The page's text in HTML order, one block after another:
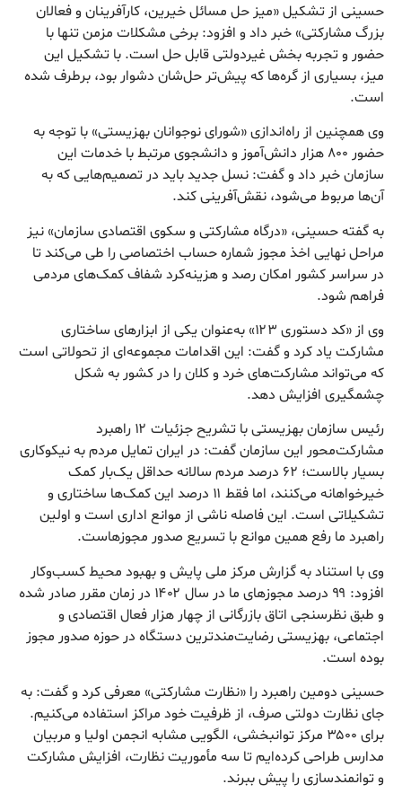
حسینی از تشکیل «میز حل مسائل خیرین، کارآفرینان و فعالان
بزرگ مشارکتی» خبر داد و افزود: برخی مشکلات مزمن تنها با
حضور و تجربه بخش غیردولتی قابل حل است. با تشکیل این
میز، بسیاری از گره‌ها که پیش‌تر حل‌شان دشوار بود، برطرف شده
است.
وی همچنین از راه‌اندازی «شورای نوجوانان بهزیستی» با توجه به
حضور ۸۰۰ هزار دانش‌آموز و دانشجوی مرتبط با خدمات این
سازمان خبر داد و گفت: نسل جدید باید در تصمیم‌هایی که به
آن‌ها مربوط می‌شود، نقش‌آفرینی کند.
به گفته حسینی، «درگاه مشارکتی و سکوی اقتصادی سازمان» نیز
مراحل نهایی اخذ مجوز شماره حساب اختصاصی را طی می‌کند تا
در سراسر کشور امکان رصد و هزینه‌کرد شفاف کمک‌های مردمی
فراهم شود.
وی از «کد دستوری ۱۲۳» به‌عنوان یکی از ابزارهای ساختاری
مشارکت یاد کرد و گفت: این اقدامات مجموعه‌ای از تحولاتی است
که می‌تواند مشارکت‌های خرد و کلان را در کشور به شکل
چشمگیری افزایش دهد.
رئیس سازمان بهزیستی با تشریح جزئیات ۱۲ راهبرد
مشارکت‌محور این سازمان گفت: در ایران تمایل مردم به نیکوکاری
بسیار بالاست؛ ۶۲ درصد مردم سالانه حداقل یک‌بار کمک
خیرخواهانه می‌کنند، اما فقط ۱۱ درصد این کمک‌ها ساختاری و
تشکیلاتی است. این فاصله ناشی از موانع اداری است و اولین
راهبرد ما رفع همین موانع با تسریع صدور مجوزهاست.
وی با استناد به گزارش مرکز ملی پایش و بهبود محیط کسب‌وکار
افزود: ۹۹ درصد مجوزهای ما در سال ۱۴۰۲ در زمان مقرر صادر شده
و طبق نظرسنجی اتاق بازرگانی از چهار هزار فعال اقتصادی و
اجتماعی، بهزیستی رضایت‌مندترین دستگاه در حوزه صدور مجوز
بوده است.
حسینی دومین راهبرد را «نظارت مشارکتی» معرفی کرد و گفت: به
جای نظارت دولتی صرف، از ظرفیت خود مراکز استفاده می‌کنیم.
برای ۳۵۰۰ مرکز توانبخشی، الگویی مشابه انجمن اولیا و مربیان
مدارس طراحی کرده‌ایم تا سه مأموریت نظارت، افزایش مشارکت
و توانمندسازی را پیش ببرند.